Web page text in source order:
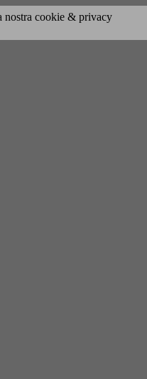
nostra cookie & privacy